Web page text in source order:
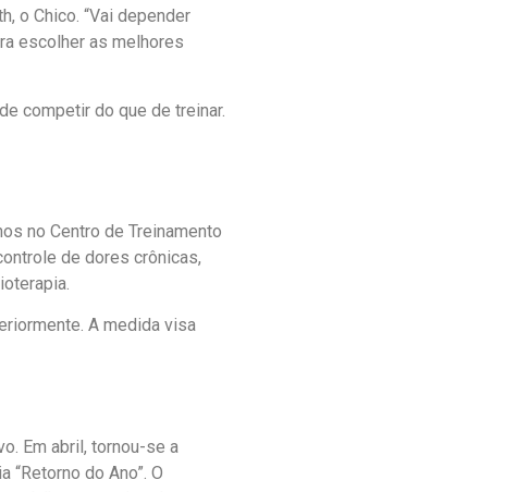
o Chico. “Vai depender
escolher as melhores
competir do que de treinar.
no Centro de Treinamento
de dores crônicas,
A medida visa
Em abril, tornou-se a
do Ano”. O